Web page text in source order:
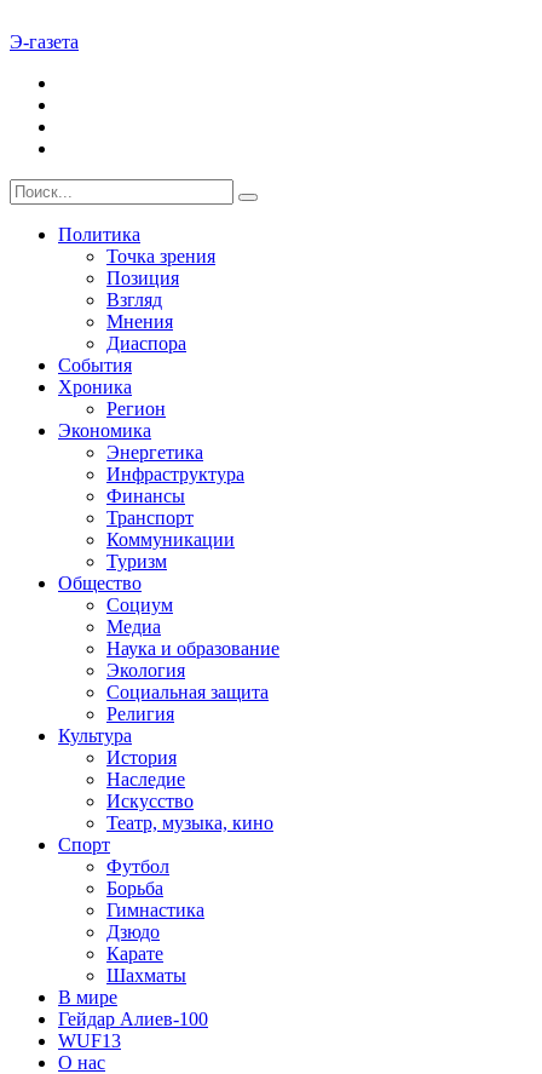
Э-газета
Политика
Точка зрения
Позиция
Взгляд
Мнения
Диаспора
События
Хроника
Регион
Экономика
Энергетика
Инфраструктура
Финансы
Транспорт
Коммуникации
Туризм
Общество
Социум
Медиа
Наука и образование
Экология
Социальная защита
Религия
Культура
История
Наследие
Искусство
Театр, музыка, кино
Спорт
Футбол
Борьба
Гимнастика
Дзюдо
Карате
Шахматы
В мире
Гейдар Алиев-100
WUF13
О нас